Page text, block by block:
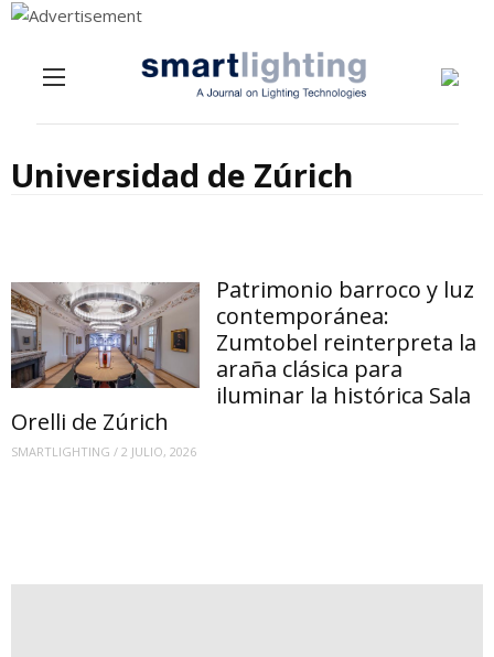
Universidad de Zúrich
Patrimonio barroco y luz
contemporánea:
Zumtobel reinterpreta la
araña clásica para
iluminar la histórica Sala
Orelli de Zúrich
SMARTLIGHTING / 2 JULIO, 2026